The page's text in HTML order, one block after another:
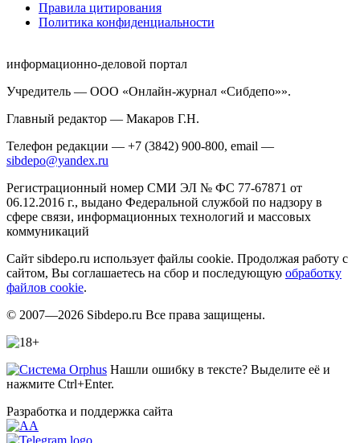
Правила цитирования
Политика конфиденциальности
информационно-деловой портал
Учредитель — ООО «Онлайн-журнал «Сибдепо»».
Главный редактор — Макаров Г.Н.
Телефон редакции — +7 (3842) 900-800, email —
sibdepo@yandex.ru
Регистрационный номер СМИ ЭЛ № ФС 77-67871 от
06.12.2016 г., выдано Федеральной службой по надзору в
сфере связи, информационных технологий и массовых
коммуникаций
Сайт sibdepo.ru использует файлы cookie. Продолжая работу с
сайтом, Вы соглашаетесь на сбор и последующую обработку
файлов cookie.
© 2007—2026 Sibdepo.ru Все права защищены.
Нашли ошибку в тексте? Выделите её и
нажмите Ctrl+Enter.
Разработка и поддержка сайта